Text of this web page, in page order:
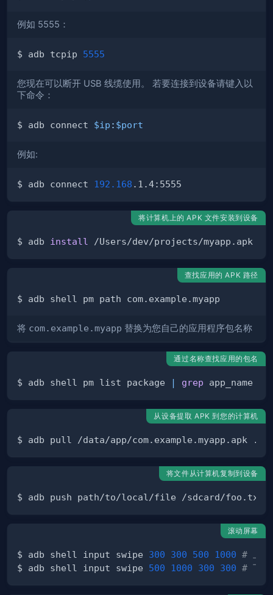
例如 5555：
$ adb tcpip 5555
您现在可以断开 USB 线缆使用。 若要连接到设备请键入以
下命令：
$ adb connect $ip : $port
例如:
$ adb connect 192.168
将计算机上的 APK 文件安装到设备
$ adb install
查找应用的 APK 路径
将 com.example.myapp 替换为您自己的应用程序包名称
通过名称查找应用的包名
$ adb shell pm list package | grep
从设备提取 APK 到您的计算机
将文件从计算机复制到设备
滚动屏幕
$ adb shell input swipe 300 300 500 1000 # 上
$ adb shell input swipe 500 1000 300 300 # 下